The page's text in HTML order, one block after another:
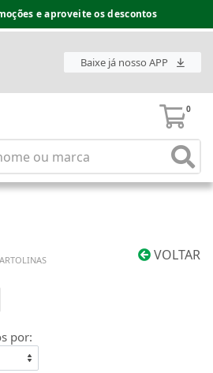
disponível no acesso superior
Baixe já nosso APP
0
VOLTAR
por: